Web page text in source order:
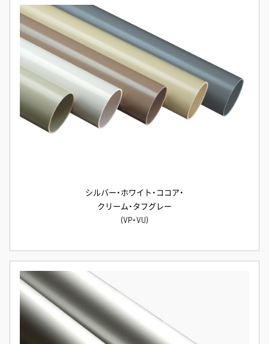
シルバー・ホワイト・ココア・
クリーム・タフグレー
(VP・VU)